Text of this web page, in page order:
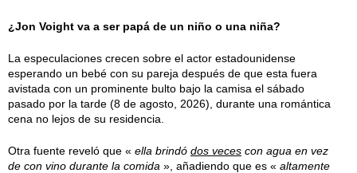
¿Jon Voight va a ser papá de un niño o una niña?
La especulaciones crecen sobre el actor estadounidense
esperando un bebé con su pareja después de que esta fuera
avistada con un prominente bulto bajo la camisa el sábado
pasado por la tarde (8 de agosto, 2026), durante una romántica
cena no lejos de su residencia.
Otra fuente reveló que « ella brindó dos veces con agua en vez
de con vino durante la comida », añadiendo que es « altamente